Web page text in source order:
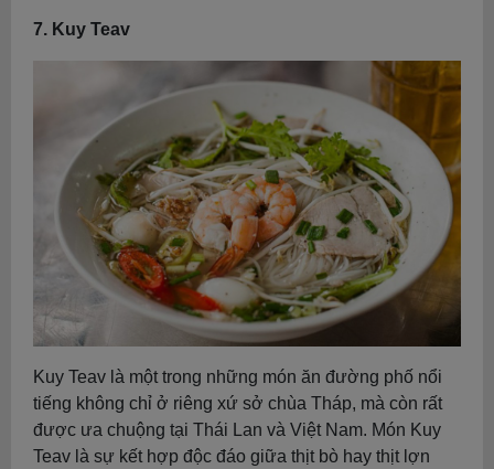
7. Kuy Teav
Kuy Teav là một trong những món ăn đường phố nổi
tiếng không chỉ ở riêng xứ sở chùa Tháp, mà còn rất
được ưa chuộng tại Thái Lan và Việt Nam. Món Kuy
Teav là sự kết hợp độc đáo giữa thịt bò hay thịt lợn